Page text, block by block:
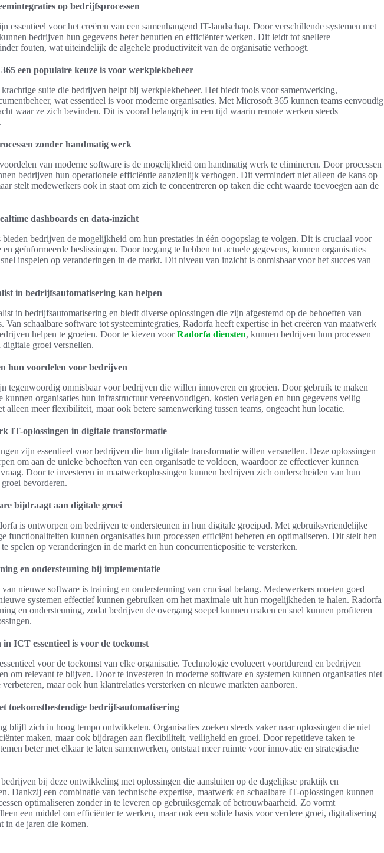
op bedrijfsprocessen
essentieel voor het creëren van een samenhangend IT-landschap. Door verschillende systemen met
bedrijven hun gegevens beter benutten en efficiënter werken. Dit leidt tot snellere
fouten, wat uiteindelijk de algehele productiviteit van de organisatie verhoogt.
een populaire keuze is voor werkplekbeheer
suite die bedrijven helpt bij werkplekbeheer. Het biedt tools voor samenwerking,
wat essentieel is voor moderne organisaties. Met Microsoft 365 kunnen teams eenvoudig
waar ze zich bevinden. Dit is vooral belangrijk in een tijd waarin remote werken steeds
zonder handmatig werk
van moderne software is de mogelijkheid om handmatig werk te elimineren. Door processen
bedrijven hun operationele efficiëntie aanzienlijk verhogen. Dit vermindert niet alleen de kans op
stelt medewerkers ook in staat om zich te concentreren op taken die echt waarde toevoegen aan de
dashboards en data-inzicht
bieden bedrijven de mogelijkheid om hun prestaties in één oogopslag te volgen. Dit is cruciaal voor
en geïnformeerde beslissingen. Door toegang te hebben tot actuele gegevens, kunnen organisaties
inspelen op veranderingen in de markt. Dit niveau van inzicht is onmisbaar voor het succes van
in bedrijfsautomatisering kan helpen
in bedrijfsautomatisering en biedt diverse oplossingen die zijn afgestemd op de behoeften van
Van schaalbare software tot systeemintegraties, Radorfa heeft expertise in het creëren van maatwerk
helpen te groeien. Door te kiezen voorRadorfa diensten, kunnen bedrijven hun processen
groei versnellen.
hun voordelen voor bedrijven
tegenwoordig onmisbaar voor bedrijven die willen innoveren en groeien. Door gebruik te maken
kunnen organisaties hun infrastructuur vereenvoudigen, kosten verlagen en hun gegevens veilig
alleen meer flexibiliteit, maar ook betere samenwerking tussen teams, ongeacht hun locatie.
IT-oplossingen in digitale transformatie
zijn essentieel voor bedrijven die hun digitale transformatie willen versnellen. Deze oplossingen
om aan de unieke behoeften van een organisatie te voldoen, waardoor ze effectiever kunnen
Door te investeren in maatwerkoplossingen kunnen bedrijven zich onderscheiden van hun
bevorderen.
bijdraagt aan digitale groei
is ontworpen om bedrijven te ondersteunen in hun digitale groeipad. Met gebruiksvriendelijke
functionaliteiten kunnen organisaties hun processen efficiënt beheren en optimaliseren. Dit stelt hen
spelen op veranderingen in de markt en hun concurrentiepositie te versterken.
en ondersteuning bij implementatie
nieuwe software is training en ondersteuning van cruciaal belang. Medewerkers moeten goed
systemen effectief kunnen gebruiken om het maximale uit hun mogelijkheden te halen. Radorfa
en ondersteuning, zodat bedrijven de overgang soepel kunnen maken en snel kunnen profiteren
ICT essentieel is voor de toekomst
voor de toekomst van elke organisatie. Technologie evolueert voortdurend en bedrijven
om relevant te blijven. Door te investeren in moderne software en systemen kunnen organisaties niet
maar ook hun klantrelaties versterken en nieuwe markten aanboren.
toekomstbestendige bedrijfsautomatisering
blijft zich in hoog tempo ontwikkelen. Organisaties zoeken steeds vaker naar oplossingen die niet
maken, maar ook bijdragen aan flexibiliteit, veiligheid en groei. Door repetitieve taken te
beter met elkaar te laten samenwerken, ontstaat meer ruimte voor innovatie en strategische
bij deze ontwikkeling met oplossingen die aansluiten op de dagelijkse praktijk en
Dankzij een combinatie van technische expertise, maatwerk en schaalbare IT-oplossingen kunnen
optimaliseren zonder in te leveren op gebruiksgemak of betrouwbaarheid. Zo vormt
een middel om efficiënter te werken, maar ook een solide basis voor verdere groei, digitalisering
in de jaren die komen.